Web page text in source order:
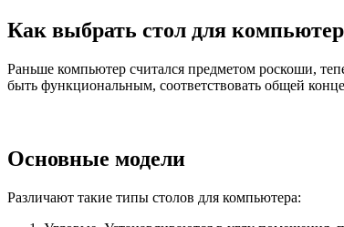
Как выбрать стол для
Раньше компьютер считался предметом роскоши,
быть функциональным, соответствовать общей
Основные модели
Различают такие типы столов для компьютера: